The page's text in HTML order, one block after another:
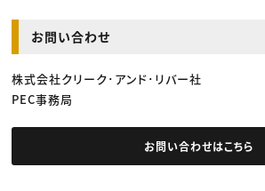
お問い合わせ
株式会社クリーク･アンド･リバー社
PEC事務局
お問い合わせはこちら